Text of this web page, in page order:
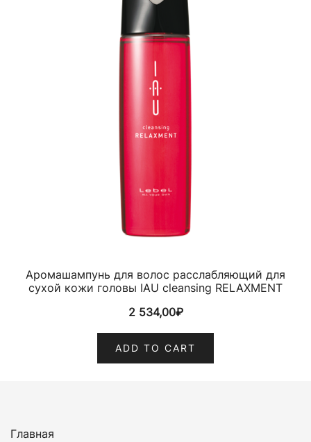
Аромашампунь для волос расслабляющий для
сухой кожи головы IAU cleansing RELAXMENT
2 534,00₽
ADD TO CART
Главная